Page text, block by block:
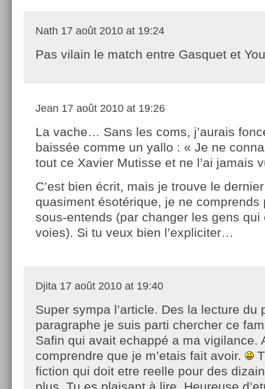
Nath 17 août 2010 at 19:24
Pas vilain le match entre Gasquet et
Jean 17 août 2010 at 19:26
La vache… Sans les coms, j’aurais
baissée comme un yallo : « Je ne
tout ce Xavier Mutisse et ne l’ai jamais
C’est bien écrit, mais je trouve le
quasiment ésotérique, je ne comprends
sous-entends (par changer les gens qui
voies). Si tu veux bien l’expliciter…
Djita 17 août 2010 at 19:40
Super sympa l’article. Des la lecture du
paragraphe je suis parti chercher ce
Safin qui avait echappé a ma vigilance.
comprendre que je m’etais fait avoir.
fiction qui doit etre reelle pour des